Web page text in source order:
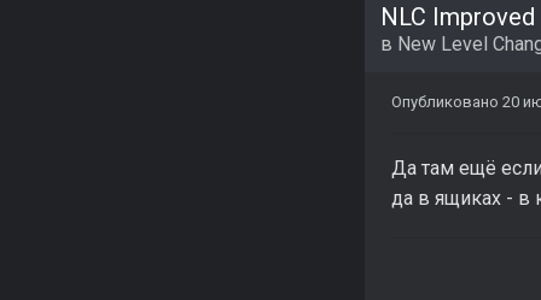
NLC
в New Level
Опубликовано 20
Да там ещё
да в ящиках - в